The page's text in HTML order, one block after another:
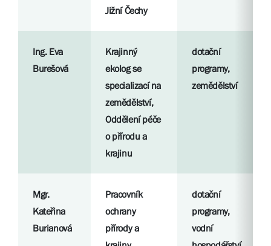
Jižní Čechy
Ing. Eva
Burešová
Krajinný
ekolog se
specializací na
zemědělství,
Oddělení péče
o přírodu a
krajinu
dotační
programy,
zemědělství
Mgr.
Kateřina
Burianová
Pracovník
ochrany
přírody a
dotační
programy,
vodní